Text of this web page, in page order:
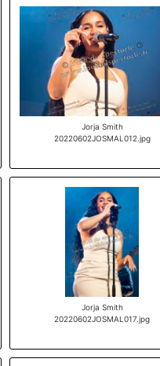
Jorja Smith
20220602JOSMAL012.jpg
Jorja Smith
20220602JOSMAL017.jpg